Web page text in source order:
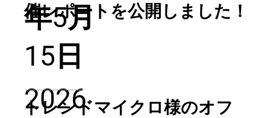
年5月
15日
催レポートを公開しました！
2026
トレンドマイクロ様のオフ